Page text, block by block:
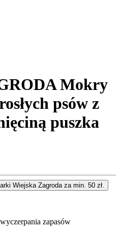
Mokry
psów z
puszka
Wiejska Zagroda za min. 50 zł.
zapasów